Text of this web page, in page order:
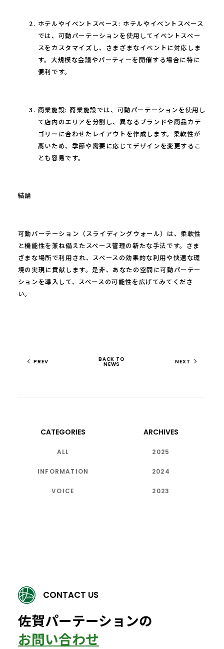
ホテルやイベントスペース: ホテルやイベントスペース
では、可動パーテーションを使用してイベントスペー
スをカスタマイズし、さまざまなイベントに対応しま
す。大規模な会議やパーティーを開催する場合に特に
便利です。
商業施設: 商業施設では、可動パーテーションを使用し
て店内のエリアを分割し、異なるブランドや商品カテ
ゴリーに合わせたレイアウトを作成します。柔軟性が
高いため、季節や需要に応じてデザインを変更するこ
とも容易です。
結論
可動パーテーション（スライディングウォール）は、柔軟性
と機能性を兼ね備えたスペース管理の新たな手法です。さま
ざまな場所で利用され、スペースの効果的な利用や快適な環
境の実現に貢献します。是非、あなたの空間に可動パーテー
ションを導入して、スペースの可能性を広げてみてくださ
い。
PREV BACK TO
NEWS NEXT
CATEGORIES
ALL
INFORMATION
VOICE
ARCHIVES
2025
2024
2023
CONTACT US
佐賀パーテーションの
お問い合わせ